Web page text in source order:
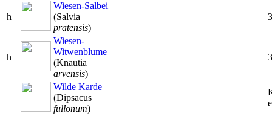
h
Wiesen-Salbei
(Salvia
pratensis)
3
h
Wiesen-
Witwenblume
(Knautia
arvensis)
3
Wilde Karde
(Dipsacus
fullonum)